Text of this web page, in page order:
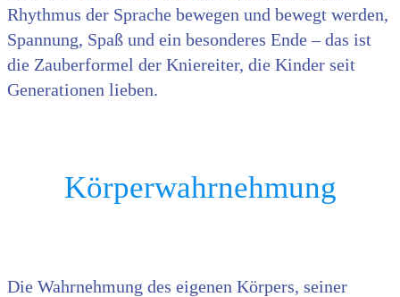
Rhythmus der Sprache bewegen und bewegt werden,
Spannung, Spaß und ein besonderes Ende – das ist
die Zauberformel der Kniereiter, die Kinder seit
Generationen lieben.
Körperwahrnehmung
Die Wahrnehmung des eigenen Körpers, seiner